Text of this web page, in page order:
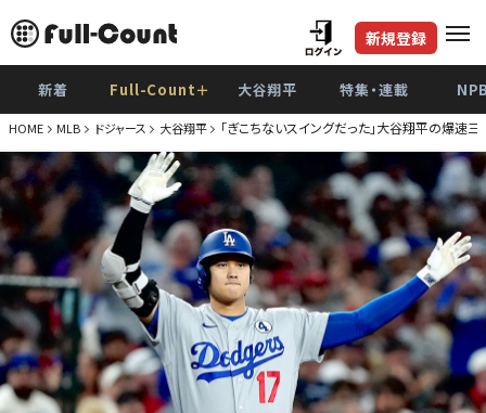
新規登録
新着 Full-Count＋ 大谷翔平 特集・連載
HOME MLB ドジャース 大谷翔平 「ぎこちないスイングだった」大谷翔平の爆